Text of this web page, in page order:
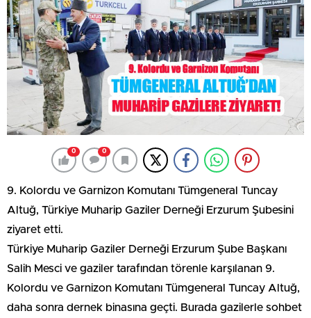
0 0
9. Kolordu ve Garnizon Komutanı Tümgeneral Tuncay
Altuğ, Türkiye Muharip Gaziler Derneği Erzurum Şubesini
ziyaret etti.
Türkiye Muharip Gaziler Derneği Erzurum Şube Başkanı
Salih Mesci ve gaziler tarafından törenle karşılanan 9.
Kolordu ve Garnizon Komutanı Tümgeneral Tuncay Altuğ,
daha sonra dernek binasına geçti. Burada gazilerle sohbet